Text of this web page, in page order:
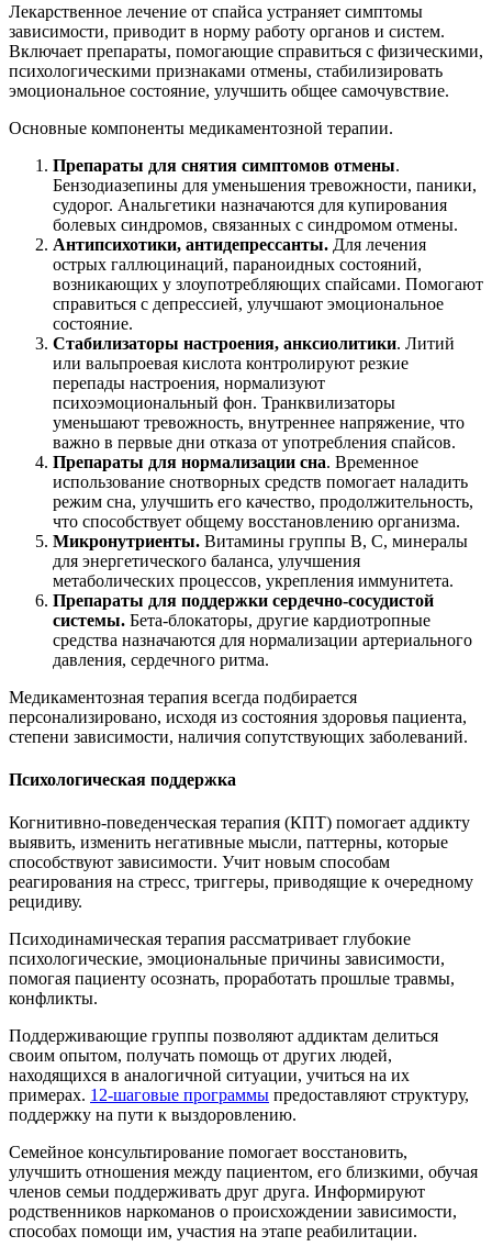
Лекарственное лечение от спайса устраняет симптомы
зависимости, приводит в норму работу органов и систем.
Включает препараты, помогающие справиться с физическими,
психологическими признаками отмены, стабилизировать
эмоциональное состояние, улучшить общее самочувствие.
Основные компоненты медикаментозной терапии.
Препараты для снятия симптомов отмены.
Бензодиазепины для уменьшения тревожности, паники,
судорог. Анальгетики назначаются для купирования
болевых синдромов, связанных с синдромом отмены.
Антипсихотики, антидепрессанты. Для лечения
острых галлюцинаций, параноидных состояний,
возникающих у злоупотребляющих спайсами. Помогают
справиться с депрессией, улучшают эмоциональное
состояние.
Стабилизаторы настроения, анксиолитики. Литий
или вальпроевая кислота контролируют резкие
перепады настроения, нормализуют
психоэмоциональный фон. Транквилизаторы
уменьшают тревожность, внутреннее напряжение, что
важно в первые дни отказа от употребления спайсов.
Препараты для нормализации сна. Временное
использование снотворных средств помогает наладить
режим сна, улучшить его качество, продолжительность,
что способствует общему восстановлению организма.
Микронутриенты. Витамины группы B, C, минералы
для энергетического баланса, улучшения
метаболических процессов, укрепления иммунитета.
Препараты для поддержки сердечно-сосудистой
системы. Бета-блокаторы, другие кардиотропные
средства назначаются для нормализации артериального
давления, сердечного ритма.
Медикаментозная терапия всегда подбирается
персонализировано, исходя из состояния здоровья пациента,
степени зависимости, наличия сопутствующих заболеваний.
Психологическая поддержка
Когнитивно-поведенческая терапия (КПТ) помогает аддикту
выявить, изменить негативные мысли, паттерны, которые
способствуют зависимости. Учит новым способам
реагирования на стресс, триггеры, приводящие к очередному
рецидиву.
Психодинамическая терапия рассматривает глубокие
психологические, эмоциональные причины зависимости,
помогая пациенту осознать, проработать прошлые травмы,
конфликты.
Поддерживающие группы позволяют аддиктам делиться
своим опытом, получать помощь от других людей,
находящихся в аналогичной ситуации, учиться на их
примерах. 12-шаговые программы предоставляют структуру,
поддержку на пути к выздоровлению.
Семейное консультирование помогает восстановить,
улучшить отношения между пациентом, его близкими, обучая
членов семьи поддерживать друг друга. Информируют
родственников наркоманов о происхождении зависимости,
способах помощи им, участия на этапе реабилитации.